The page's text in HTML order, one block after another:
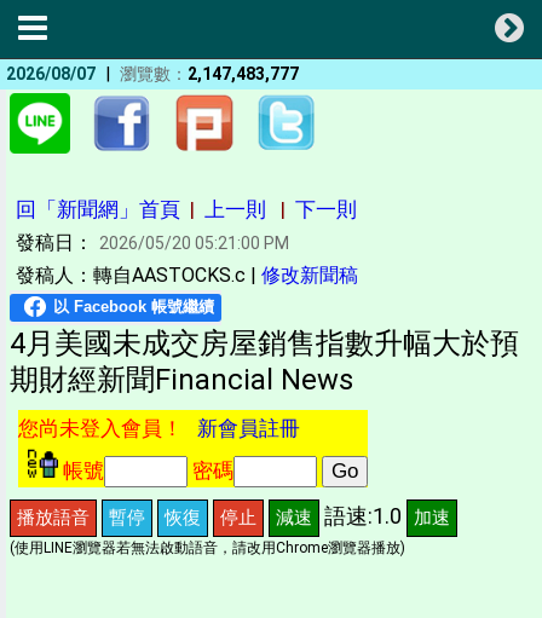
2026/08/07 | 瀏覽數： 2,147,483,777
回「新聞網」首頁 | 上一則 | 下一則
發稿日： 2026/05/20 05:21:00 PM
發稿人：轉自AASTOCKS.c | 修改新聞稿
4月美國未成交房屋銷售指數升幅大於預
期財經新聞Financial News
您尚未登入會員！ 新會員註冊
帳號
密碼
播放語音 暫停 恢復 停止 減速 語速:1.0 加速
(使用LINE瀏覽器若無法啟動語音，請改用Chrome瀏覽器播放)